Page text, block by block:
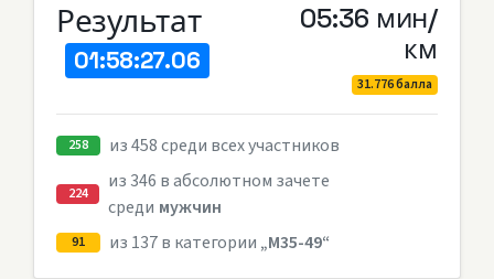
Результат
01:58:27.06
05:36 мин/
км
31.776 балла
258 из 458 среди всех участников
224
из 346 в абсолютном зачете
среди мужчин
91 из 137 в категории „M35-49“